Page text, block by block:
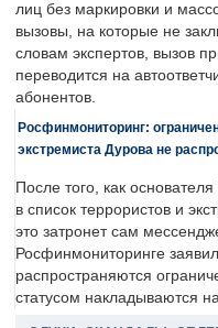
лиц без маркировки и
вызовы, на которые не
словам экспертов, вызов
переводится на
абонентов.
Росфинмониторинг:
экстремиста Дурова не
После того, как
в список террористов и
это затронет сам
Росфинмониторинге
распространяются
статусом накладываются